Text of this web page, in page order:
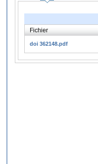
Fichier
doi 362148.pdf